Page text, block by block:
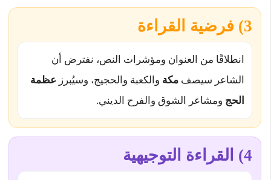
3) فرضية القراءة
انطلاقًا من العنوان ومؤشرات النص، نفترض أن
الشاعر سيصف مكة والكعبة والحجيج، وسيُبرز عظمة
الحج ومشاعر الشوق والفرح الديني.
4) القراءة التوجيهية